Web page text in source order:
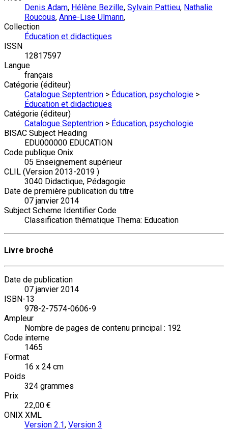
Denis Adam, Hélène Bezille, Sylvain Pattieu, Nathalie
Roucous, Anne-Lise Ulmann,
Collection
Éducation et didactiques
ISSN
12817597
Langue
français
Catégorie (éditeur)
Catalogue Septentrion > Éducation, psychologie >
Éducation et didactiques
Catégorie (éditeur)
Catalogue Septentrion > Éducation, psychologie
BISAC Subject Heading
EDU000000 EDUCATION
Code publique Onix
05 Enseignement supérieur
CLIL (Version 2013-2019 )
3040 Didactique, Pédagogie
Date de première publication du titre
07 janvier 2014
Subject Scheme Identifier Code
Classification thématique Thema: Education
Livre broché
Date de publication
07 janvier 2014
ISBN-13
978-2-7574-0606-9
Ampleur
Nombre de pages de contenu principal : 192
Code interne
1465
Format
16 x 24 cm
Poids
324 grammes
Prix
22,00 €
ONIX XML
Version 2.1, Version 3